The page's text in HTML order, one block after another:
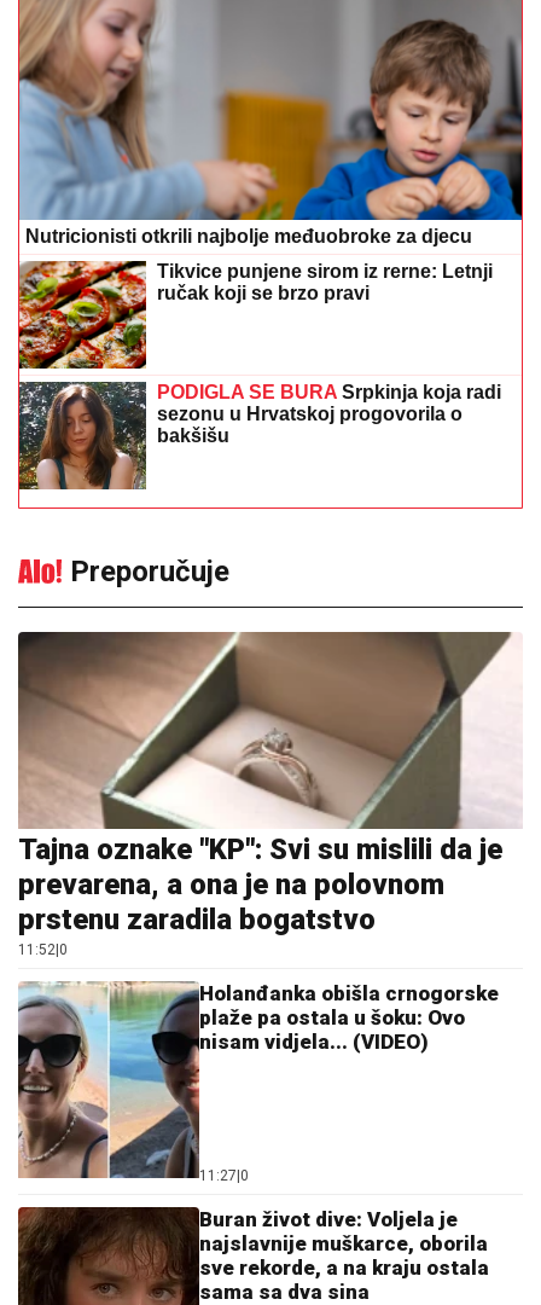
Nutricionisti otkrili najbolje međuobroke za djecu
Tikvice punjene sirom iz rerne: Letnji
ručak koji se brzo pravi
PODIGLA SE BURASrpkinja koja radi
sezonu u Hrvatskoj progovorila o
bakšišu
Preporučuje
Tajna oznake "KP": Svi su mislili da je
prevarena, a ona je na polovnom
prstenu zaradila bogatstvo
11:52
Holanđanka obišla crnogorske
plaže pa ostala u šoku: Ovo
nisam vidjela... (VIDEO)
11:27|0
Buran život dive: Voljela je
najslavnije muškarce, oborila
11:45|0
Baba Vanga je vjerovala da su
ova 3 znaka horoskopa